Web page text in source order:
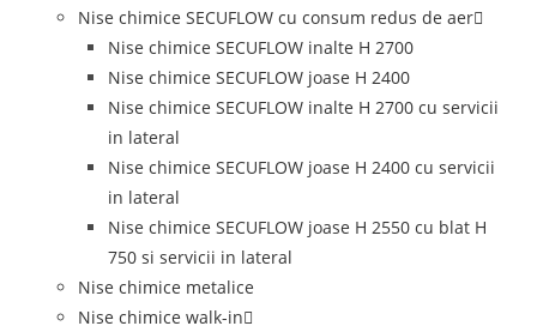
Nise chimice SECUFLOW cu consum redus de aer
Nise chimice SECUFLOW inalte H 2700
Nise chimice SECUFLOW joase H 2400
Nise chimice SECUFLOW inalte H 2700 cu servicii
in lateral
Nise chimice SECUFLOW joase H 2400 cu servicii
in lateral
Nise chimice SECUFLOW joase H 2550 cu blat H
750 si servicii in lateral
Nise chimice metalice
Nise chimice walk-in